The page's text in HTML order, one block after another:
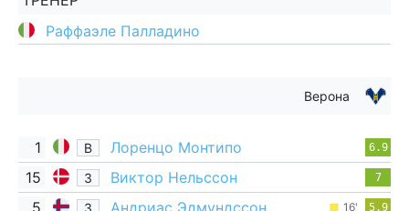
Раффаэле Палладино
Верона
1 В Лоренцо Монтипо 6.9
15 З Виктор Нельссон 7
5 З Андриас Эдмундссон 16' 5.9